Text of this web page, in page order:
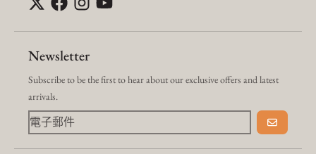
Newsletter
Subscribe to be the first to hear about our exclusive offers and latest
arrivals.
去